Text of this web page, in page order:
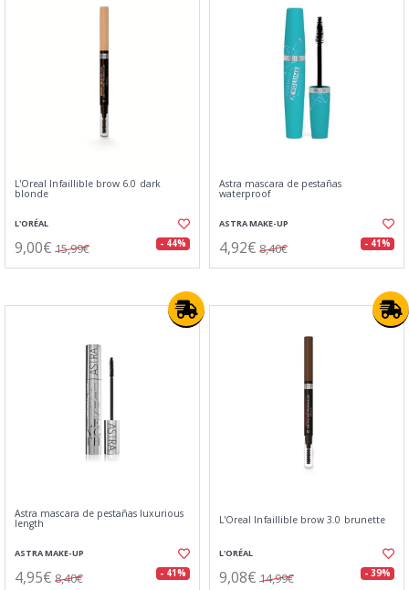
L'Oreal Infaillible brow 6.0 dark
blonde
L'ORÉAL
9,00€ 15,99€ - 44%
Astra mascara de pestañas
waterproof
ASTRA MAKE-UP
4,92€ 8,40€ - 41%
Astra mascara de pestañas luxurious
length
ASTRA MAKE-UP
4,95€ 8,40€ - 41%
L'Oreal Infaillible brow 3.0 brunette
L'ORÉAL
9,08€ 14,99€ - 39%